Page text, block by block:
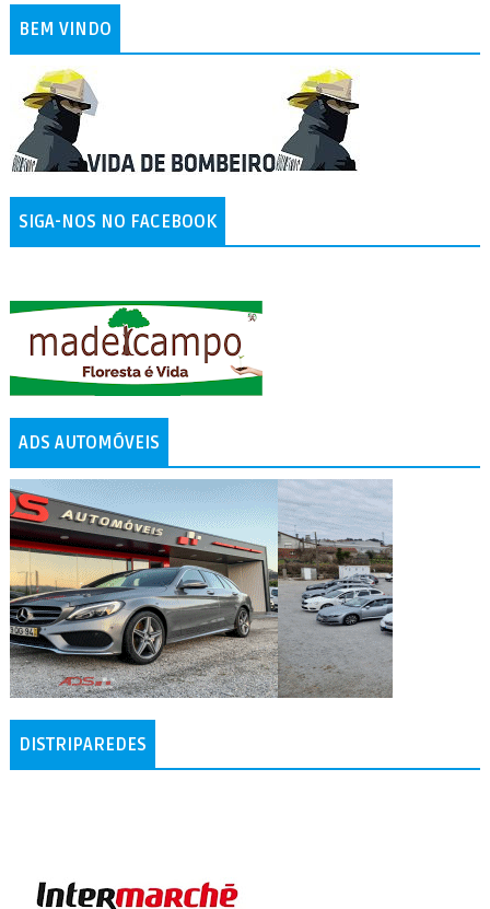
BEM VINDO
SIGA-NOS NO FACEBOOK
ADS AUTOMÓVEIS
DISTRIPAREDES